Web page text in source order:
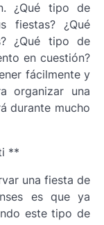
¿Qué tipo de
fiestas? ¿Qué
¿Qué tipo de
en cuestión?
fácilmente y
organizar una
durante mucho
**
una fiesta de
es que ya
este tipo de